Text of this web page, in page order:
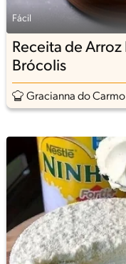
Fácil
Receita de
Brócolis
Gracianna do